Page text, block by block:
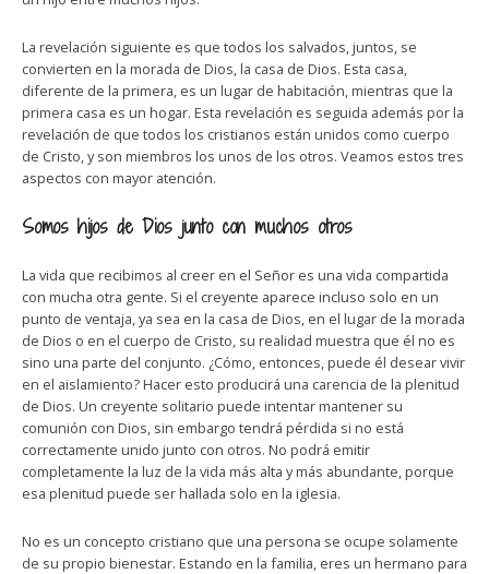
La revelación siguiente es que todos los salvados, juntos, se
convierten en la morada de Dios, la casa de Dios. Esta casa,
diferente de la primera, es un lugar de habitación, mientras que la
primera casa es un hogar. Esta revelación es seguida además por la
revelación de que todos los cristianos están unidos como cuerpo
de Cristo, y son miembros los unos de los otros. Veamos estos tres
aspectos con mayor atención.
Somos hijos de Dios junto con muchos otros
La vida que recibimos al creer en el Señor es una vida compartida
con mucha otra gente. Si el creyente aparece incluso solo en un
punto de ventaja, ya sea en la casa de Dios, en el lugar de la morada
de Dios o en el cuerpo de Cristo, su realidad muestra que él no es
sino una parte del conjunto. ¿Cómo, entonces, puede él desear vivir
en el aislamiento? Hacer esto producirá una carencia de la plenitud
de Dios. Un creyente solitario puede intentar mantener su
comunión con Dios, sin embargo tendrá pérdida si no está
correctamente unido junto con otros. No podrá emitir
completamente la luz de la vida más alta y más abundante, porque
esa plenitud puede ser hallada solo en la iglesia.
No es un concepto cristiano que una persona se ocupe solamente
de su propio bienestar. Estando en la familia, eres un hermano para